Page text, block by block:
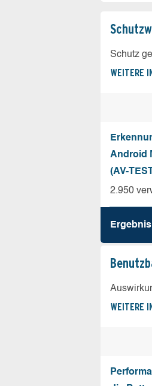
Schutz
WEITERE
Android
(AV-
2.950
WEITERE